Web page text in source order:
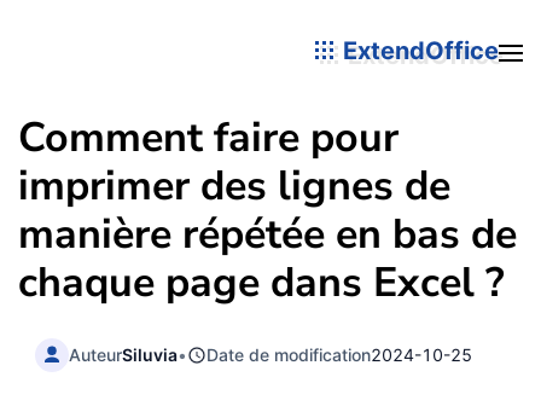
ExtendOffice
Comment faire pour
imprimer des lignes de
manière répétée en bas de
chaque page dans Excel ?
AuteurSiluvia• Date de modification2024-10-25